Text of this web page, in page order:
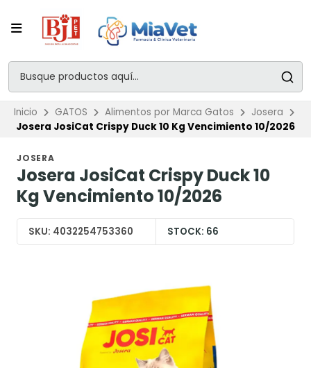
Inicio GATOS Alimentos por Marca Gatos
Josera
Josera JosiCat Crispy Duck 10 Kg Vencimiento 10/2026
JOSERA
Josera JosiCat Crispy Duck 10
Kg Vencimiento 10/2026
SKU: 4032254753360 STOCK: 66